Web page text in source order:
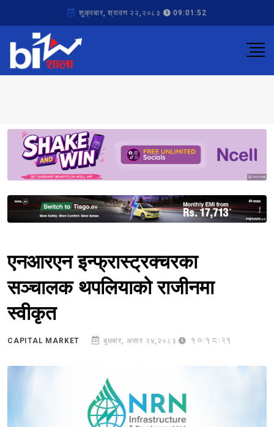
शुक्रबार, श्रावण २२,२०८३ 09:01:52
Sponsored
Sponsored
एनआरएन इन्फ्रास्ट्रक्चरका
सञ्चालक थपलियाको राजीनमा
स्वीकृत
CAPITAL MARKET बुधबार, असार २४,२०८३ 10:18:21